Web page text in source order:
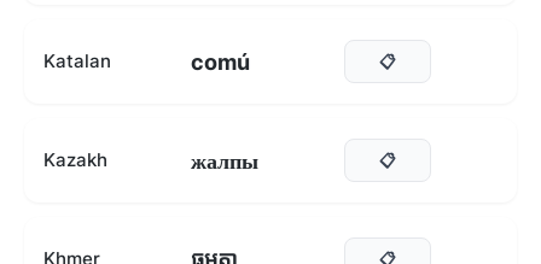
Katalan comú 📋
Kazakh жалпы 📋
Khmer 📋